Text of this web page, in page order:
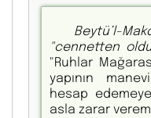
Beytü’l-
"cennetten
"Ruhlar
yapının
hesap
asla zarar